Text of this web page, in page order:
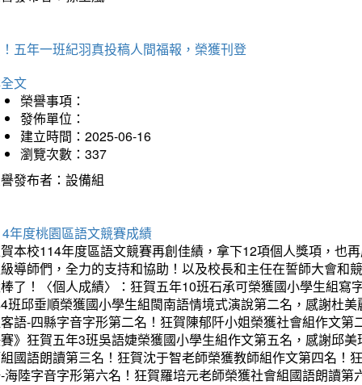
五年一班紀羽真投稿人間福報，榮獲刊登
文
榮譽事項：
發佈單位：
建立時間：2025-06-16
瀏覽次數：337
發布者：設備組
年度桃園區語文競賽成績
本校114年度區語文競賽再創佳績，拿下12項個人獎項，也
導師們，全力的支持和協助！以及校長和主任在誓師大會和
了！〈個人成績〉：狂賀五年10班石承可榮獲國小學生組
班邱垂順榮獲國小學生組閩南語情境式演說第二名，感謝杜
語-四縣字音字形第二名！狂賀陳郁阡小姐榮獲社會組作文
》狂賀五年3班吳語婕榮獲國小學生組作文第五名，感謝邱
國語朗讀第三名！狂賀沈于智老師榮獲教師組作文第四名！
海陸字音字形第六名！狂賀羅培元老師榮獲社會組國語朗讀